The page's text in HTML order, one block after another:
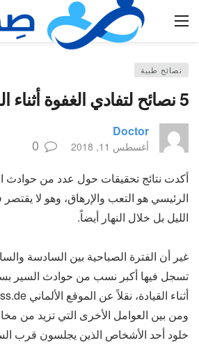
نصائح طبية
5 نصائح لتفادي الغفوة أثناء القيادة
Doctor
أغسطس 11, 2018 0
أكدت نتائج تحقيقات حول عدد من حوادث
الرئيسي هو التعب والإرهاق، وهو لا يقتصر
الليل بل خلال النهار أيضاً.
غير أن الفترة الصباحية بين السادسة
تسجل فيها أكبر نسب من حوادث السير
أثناء القيادة، نقلاً عن الموقع الألماني express.de.
ومن بين العوامل الأخرى التي تزيد من
خلود أحد الأشخاص الذين يجلسون قرب